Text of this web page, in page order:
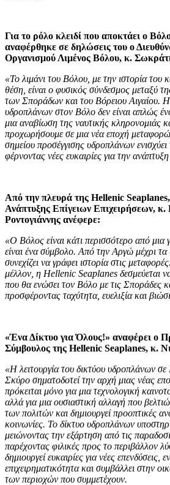
Για το ρόλο κλειδί που αποκτάει ο
αναφέρθηκε σε δηλώσεις του ο
Οργανισμού Λιμένος Βόλου, κ.
«Το λιμάνι του Βόλου, με την ιστορία του
θέση, είναι ο φυσικός σύνδεσμος μεταξύ
των Σποράδων και του Βόρειου Αιγαίου.
υδροπλάνων στον Βόλο δεν είναι απλώς
μια αναβίωση της ναυτικής κληρονομιάς
προχωρήσουμε σε μια νέα εποχή
σημείου προσέγγισης υδροπλάνων
φέρνοντας νέες ευκαιρίες για την
Από την πλευρά της Hellenic Seaplanes
Ανάπτυξης Επίγειων Επιχειρήσεων, κ.
Ροντογιάννης ανέφερε:
«Ο Βόλος είναι κάτι περισσότερο από μια
είναι ένα σύμβολο. Από την Αργώ μέχρι
συνεχίζει να γράφει ιστορία στις
μέλλον, η Hellenic Seaplanes δεσμεύεται
που θα ενώσει τον Βόλο με τις Σποράδες
προσφέροντας ταχύτητα, ευελιξία και
«Ένα Δίκτυο για Όλους!» αναφέρει ο
Σύμβουλος της Hellenic Seaplanes, κ.
«Η λειτουργία του δικτύου υδροπλάνων
Σκύρο σηματοδοτεί την αρχή μιας νέας
πρόκειται μόνο για μια τεχνολογική
αλλά για μια ουσιαστική αλλαγή που
των πολιτών και δημιουργεί προοπτικές
κοινωνίες. Το δίκτυο υδροπλάνων
μειώνοντας την εξάρτηση από τις
παρέχοντας φιλικές προς το περιβάλλον
δημιουργεί ευκαιρίες για νέες επενδύσεις,
επιχειρηματικότητα και συμβάλλει στην
των περιοχών που συμμετέχουν.